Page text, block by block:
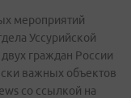
мероприятий
Уссурийской
граждан России
важных объектов
со ссылкой на